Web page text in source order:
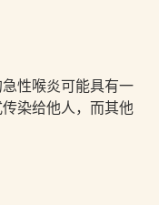
性喉炎可能具有一
染给他人，而其他